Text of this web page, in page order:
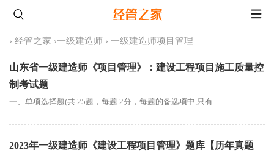
› 经管之家 ›一级建造师 › 一级建造师项目管理
山东省一级建造师《项目管理》：建设工程项目施工质量控
制考试题
一、单项选择题(共 25题，每题 2分，每题的备选项中,只有 ...
2023年一级建造师《建设工程项目管理》题库【历年真题